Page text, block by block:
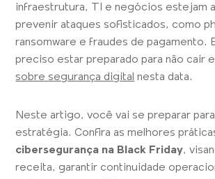
infraestrutura, TI e negócios estejam
prevenir ataques sofisticados, como
ransomware e fraudes de pagamento.
preciso estar preparado para não cair
sobre segurança digital nesta data.
Neste artigo, você vai se preparar
estratégia. Confira as melhores
cibersegurança na Black Friday,
receita, garantir continuidade